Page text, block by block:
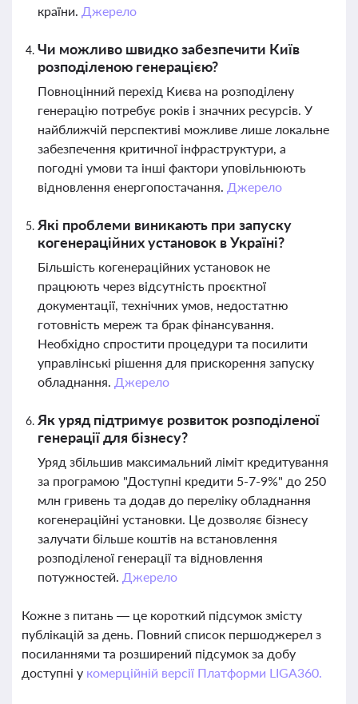
країни. Джерело
Чи можливо швидко забезпечити Київ
розподіленою генерацією?
Повноцінний перехід Києва на розподілену
генерацію потребує років і значних ресурсів. У
найближчій перспективі можливе лише локальне
забезпечення критичної інфраструктури, а
погодні умови та інші фактори уповільнюють
відновлення енергопостачання. Джерело
Які проблеми виникають при запуску
когенераційних установок в Україні?
Більшість когенераційних установок не
працюють через відсутність проєктної
документації, технічних умов, недостатню
готовність мереж та брак фінансування.
Необхідно спростити процедури та посилити
управлінські рішення для прискорення запуску
обладнання. Джерело
Як уряд підтримує розвиток розподіленої
генерації для бізнесу?
Уряд збільшив максимальний ліміт кредитування
за програмою "Доступні кредити 5-7-9%" до 250
млн гривень та додав до переліку обладнання
когенераційні установки. Це дозволяє бізнесу
залучати більше коштів на встановлення
розподіленої генерації та відновлення
потужностей. Джерело
Кожне з питань — це короткий підсумок змісту
публікацій за день. Повний список першоджерел з
посиланнями та розширений підсумок за добу
доступні у комерційній версії Платформи LIGA360.